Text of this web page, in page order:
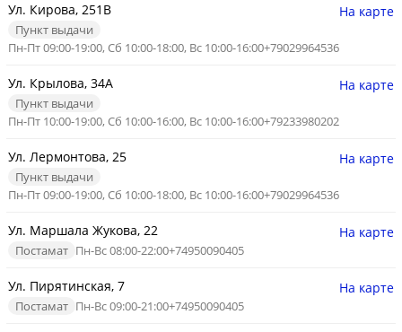
Ул. Кирова, 251В
Пункт выдачи
Пн-Пт 09:00-19:00, Сб 10:00-18:00, Вс 10:00-16:00+79029964536
На карте
Ул. Крылова, 34А
Пункт выдачи
Пн-Пт 10:00-19:00, Сб 10:00-16:00, Вс 10:00-16:00+79233980202
На карте
Ул. Лермонтова, 25
Пункт выдачи
Пн-Пт 09:00-19:00, Сб 10:00-18:00, Вс 10:00-16:00+79029964536
На карте
Ул. Маршала Жукова, 22
Постамат Пн-Вс 08:00-22:00+74950090405
На карте
Ул. Пирятинская, 7
Постамат Пн-Вс 09:00-21:00+74950090405
На карте